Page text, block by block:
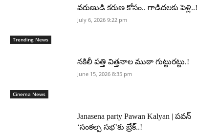
Trending News
వరుణుడి కరుణ కోసం.. గాడిదలకు పెళ్లి..!
July 6, 2026 9:22 pm
Cinema News
నకిలీ పత్తి విత్తనాల ముఠా గుట్టురట్టు.!
June 15, 2026 8:35 pm
Janasena party Pawan Kalyan | పవన్
‘సంకల్ప సభ’కు బ్రేక్..!